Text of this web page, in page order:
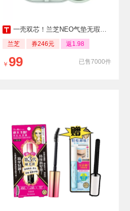
一壳双芯！兰芝NEO气垫无瑕遮瑕bb霜
兰芝 券246元 返1.98
已售7000件
￥ 99